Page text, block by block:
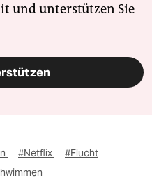
und unterstützen Sie
#Netflix
#Flucht